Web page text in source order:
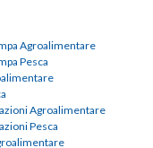
Agroalimentare
Pesca
Agroalimentare
Pesca